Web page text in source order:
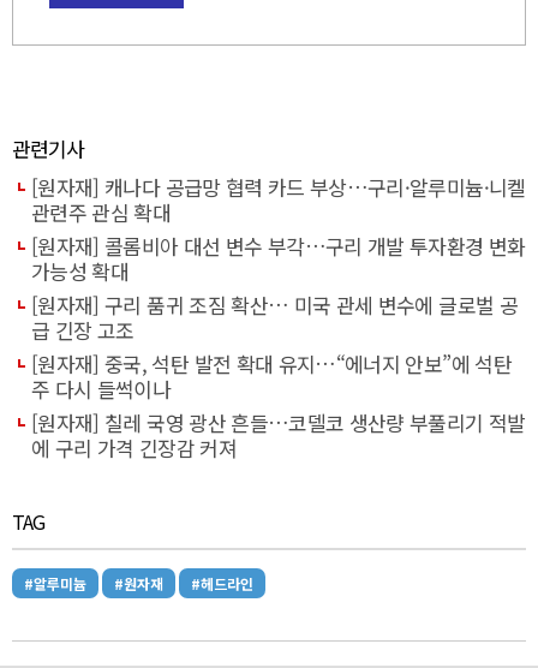
관련기사
[원자재] 캐나다 공급망 협력 카드 부상…구리·알루미늄·니켈
관련주 관심 확대
[원자재] 콜롬비아 대선 변수 부각…구리 개발 투자환경 변화
가능성 확대
[원자재] 구리 품귀 조짐 확산… 미국 관세 변수에 글로벌 공
급 긴장 고조
[원자재] 중국, 석탄 발전 확대 유지…“에너지 안보”에 석탄
주 다시 들썩이나
[원자재] 칠레 국영 광산 흔들…코델코 생산량 부풀리기 적발
에 구리 가격 긴장감 커져
TAG
#알루미늄 #원자재 #헤드라인